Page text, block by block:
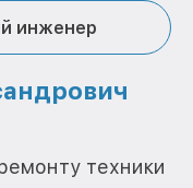
инженер
техники